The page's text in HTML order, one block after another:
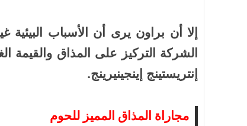
إلا أن براون يرى أن الأسباب البيئية
الشركة التركيز على المذاق والقيمة
إنتريستينج إينجينيرينج.
مجاراة المذاق المميز للحوم